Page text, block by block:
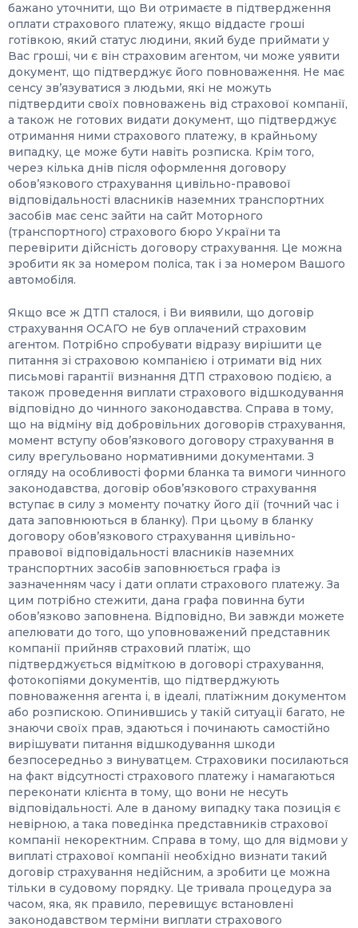
бажано уточнити, що Ви отримаєте в підтвердження
оплати страхового платежу, якщо віддасте гроші
готівкою, який статус людини, який буде приймати у
Вас гроші, чи є він страховим агентом, чи може уявити
документ, що підтверджує його повноваження. Не має
сенсу зв’язуватися з людьми, які не можуть
підтвердити своїх повноважень від страхової компанії,
а також не готових видати документ, що підтверджує
отримання ними страхового платежу, в крайньому
випадку, це може бути навіть розписка. Крім того,
через кілька днів після оформлення договору
обов’язкового страхування цивільно-правової
відповідальності власників наземних транспортних
засобів має сенс зайти на сайт Моторного
(транспортного) страхового бюро України та
перевірити дійсність договору страхування. Це можна
зробити як за номером поліса, так і за номером Вашого
автомобіля.
Якщо все ж ДТП сталося, і Ви виявили, що договір
страхування ОСАГО не був оплачений страховим
агентом. Потрібно спробувати відразу вирішити це
питання зі страховою компанією і отримати від них
письмові гарантії визнання ДТП страховою подією, а
також проведення виплати страхового відшкодування
відповідно до чинного законодавства. Справа в тому,
що на відміну від добровільних договорів страхування,
момент вступу обов’язкового договору страхування в
силу врегульовано нормативними документами. З
огляду на особливості форми бланка та вимоги чинного
законодавства, договір обов’язкового страхування
вступає в силу з моменту початку його дії (точний час і
дата заповнюються в бланку). При цьому в бланку
договору обов’язкового страхування цивільно-
правової відповідальності власників наземних
транспортних засобів заповнюється графа із
зазначенням часу і дати оплати страхового платежу. За
цим потрібно стежити, дана графа повинна бути
обов’язково заповнена. Відповідно, Ви завжди можете
апелювати до того, що уповноважений представник
компанії прийняв страховий платіж, що
підтверджується відміткою в договорі страхування,
фотокопіями документів, що підтверджують
повноваження агента і, в ідеалі, платіжним документом
або розпискою. Опинившись у такій ситуації багато, не
знаючи своїх прав, здаються і починають самостійно
вирішувати питання відшкодування шкоди
безпосередньо з винуватцем. Страховики посилаються
на факт відсутності страхового платежу і намагаються
переконати клієнта в тому, що вони не несуть
відповідальності. Але в даному випадку така позиція є
невірною, а така поведінка представників страхової
компанії некоректним. Справа в тому, що для відмови у
виплаті страхової компанії необхідно визнати такий
договір страхування недійсним, а зробити це можна
тільки в судовому порядку. Це тривала процедура за
часом, яка, як правило, перевищує встановлені
законодавством терміни виплати страхового